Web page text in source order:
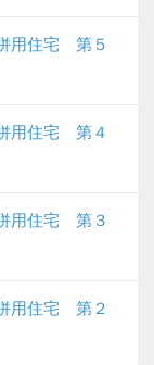
用住宅 第５
用住宅 第４
用住宅 第３
用住宅 第２